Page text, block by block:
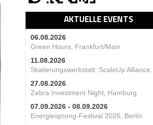
AKTUELLE EVENTS
06.08.2026
Green Hours, Frankfurt/Main
11.08.2026
Skalierungswerkstatt: ScaleUp Alliance...
27.08.2026
Zebra Investment Night, Hamburg
07.09.2026 - 08.09.2026
Energiesprong-Festival 2026, Berlin